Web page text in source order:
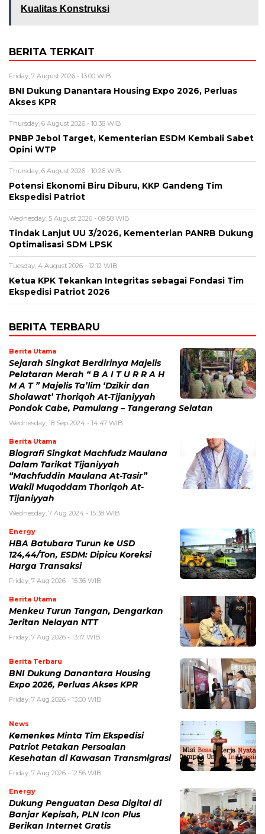
Kualitas Konstruksi
BERITA TERKAIT
Friday, 7 August 2026 - 13:00 WIB
BNI Dukung Danantara Housing Expo 2026, Perluas
Akses KPR
Thursday, 6 August 2026 - 10:38 WIB
PNBP Jebol Target, Kementerian ESDM Kembali Sabet
Opini WTP
Thursday, 6 August 2026 - 10:26 WIB
Potensi Ekonomi Biru Diburu, KKP Gandeng Tim
Ekspedisi Patriot
Wednesday, 5 August 2026 - 09:58 WIB
Tindak Lanjut UU 3/2026, Kementerian PANRB Dukung
Optimalisasi SDM LPSK
Tuesday, 4 August 2026 - 12:12 WIB
Ketua KPK Tekankan Integritas sebagai Fondasi Tim
Ekspedisi Patriot 2026
BERITA TERBARU
Berita Utama
Sejarah Singkat Berdirinya Majelis
Pelataran Merah “ B A I T U R R A H
M A T ” Majelis Ta’lim ‘Dzikir dan
Sholawat’ Thoriqoh At-Tijaniyyah
Pondok Cabe, Pamulang – Tangerang Selatan
Wednesday, 18 Sep 2024 - 14:47 WIB
Berita Utama
Biografi Singkat Machfudz Maulana
Dalam Tarikat Tijaniyyah
“Machfuddin Maulana At-Tasir”
Wakil Muqoddam Thoriqoh At-
Tijaniyyah
Wednesday, 7 Aug 2024 - 15:38 WIB
Energy
HBA Batubara Turun ke USD
124,44/Ton, ESDM: Dipicu Koreksi
Harga Transaksi
Friday, 7 Aug 2026 - 15:36 WIB
Berita Utama
Menkeu Turun Tangan, Dengarkan
Jeritan Nelayan NTT
Friday, 7 Aug 2026 - 13:17 WIB
Berita Terbaru
BNI Dukung Danantara Housing
Expo 2026, Perluas Akses KPR
Friday, 7 Aug 2026 - 13:00 WIB
News
Kemenkes Minta Tim Ekspedisi
Patriot Petakan Persoalan
Kesehatan di Kawasan Transmigrasi
Friday, 7 Aug 2026 - 12:56 WIB
Energy
Dukung Penguatan Desa Digital di
Banjar Kepisah, PLN Icon Plus
Berikan Internet Gratis